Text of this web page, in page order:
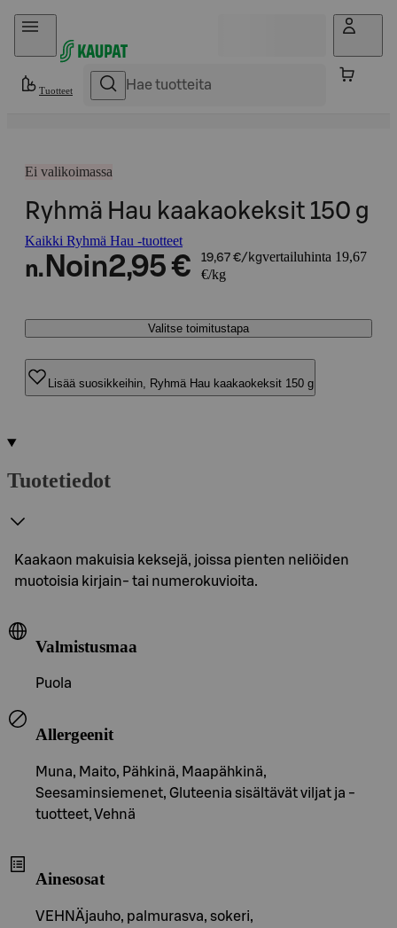
Hyppää sisältöön
Tuotteet
Ei valikoimassa
Ryhmä Hau kaakaokeksit 150 g
Kaikki Ryhmä Hau -tuotteet
n. Noin2,95 € 19,67 €/kgvertailuhinta 19,67
€/kg
Valitse toimitustapa
Lisää suosikkeihin, Ryhmä Hau kaakaokeksit 150 g
Tuotetiedot
Kaakaon makuisia keksejä, joissa pienten neliöiden
muotoisia kirjain- tai numerokuvioita.
Valmistusmaa
Puola
Allergeenit
Muna, Maito, Pähkinä, Maapähkinä,
Seesaminsiemenet, Gluteenia sisältävät viljat ja -
tuotteet, Vehnä
Ainesosat
VEHNÄjauho, palmurasva, sokeri,